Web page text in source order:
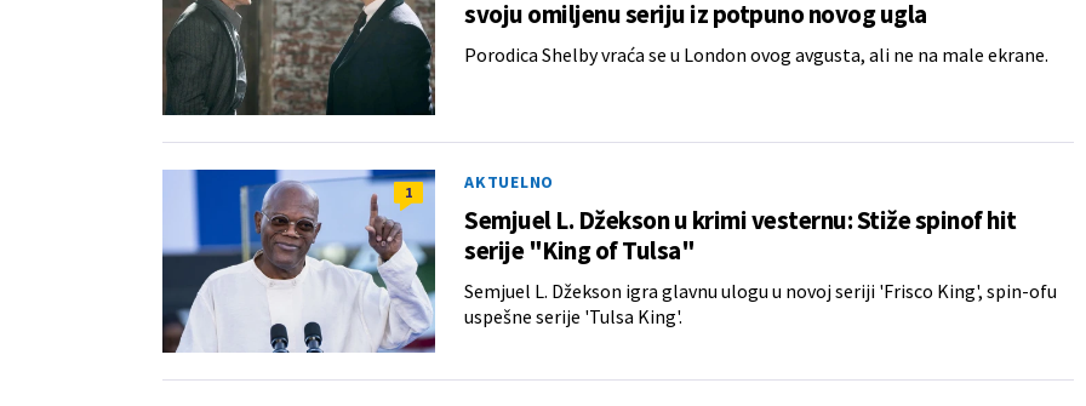
svoju omiljenu seriju iz potpuno novog ugla
Porodica Shelby vraća se u London ovog avgusta, ali ne na male ekrane.
1 AKTUELNO
Semjuel L. Džekson u krimi vesternu: Stiže spinof hit
serije "King of Tulsa"
Semjuel L. Džekson igra glavnu ulogu u novoj seriji 'Frisco King', spin-ofu
uspešne serije 'Tulsa King'.